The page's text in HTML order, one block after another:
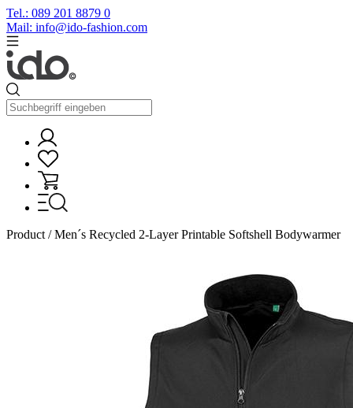
Tel.: 089 201 8879 0
Mail: info@ido-fashion.com
Product / Men´s Recycled 2-Layer Printable Softshell Bodywarmer